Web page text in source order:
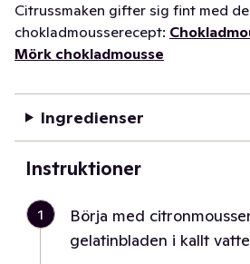
Citrussmaken gifter sig fint med
chokladmousserecept:
Mörk chokladmousse
Ingredienser
Instruktioner
1
Börja med
gelatinbladen i kallt